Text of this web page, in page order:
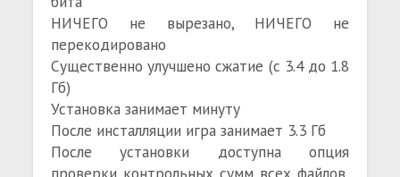
НИЧЕГО не вырезано, НИЧЕГО не
перекодировано
Существенно улучшено сжатие (с 3.4 до 1.8
Гб)
Установка занимает минуту
После инсталляции игра занимает 3.3 Гб
После установки доступна опция